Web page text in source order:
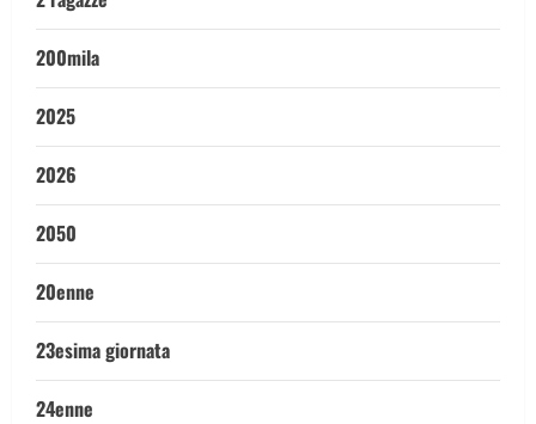
200mila
2025
2026
2050
20enne
23esima giornata
24enne